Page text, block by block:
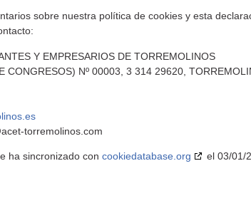
sobre nuestra política de cookies y esta
Y EMPRESARIOS DE TORREMOLINOS
CONGRESOS) Nº 00003, 3 314 29620,
acet-torremolinos.com
ha sincronizado con cookiedatabase.org el 03/01/